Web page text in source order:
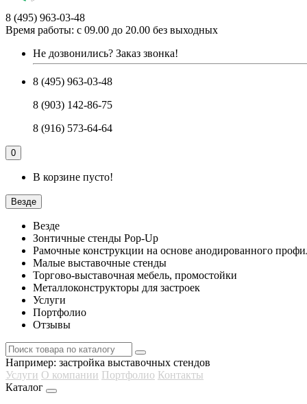
8 (495) 963-03-48
Время работы: с 09.00 до 20.00 без выходных
Не дозвонились? Заказ звонка!
8 (495) 963-03-48
8 (903) 142-86-75
8 (916) 573-64-64
0
В корзине пусто!
Везде
Везде
Зонтичные стенды Pop-Up
Рамочные конструкции на основе анодированного
Малые выставочные стенды
Торгово-выставочная мебель, промостойки
Металлоконструкторы для застроек
Услуги
Портфолио
Отзывы
Например: застройка выставочных стендов
Услуги О компании Портфолио Контакты
Каталог